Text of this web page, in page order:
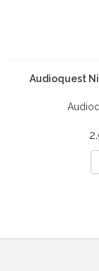
Audioquest